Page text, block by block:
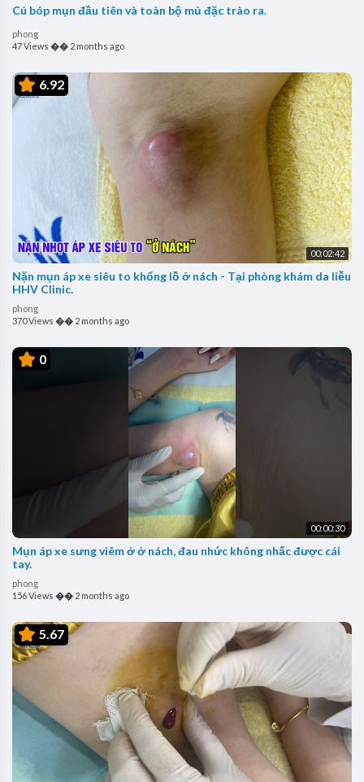
Cú bóp mụn đầu tiên và toàn bộ mủ đặc trào ra.
phong
47 Views �� 2 months ago
6.92
00:02:42
Nặn mụn áp xe siêu to khổng lồ ở nách - Tại phòng khám da liễu
HHV Clinic.
phong
370 Views �� 2 months ago
0
00:00:30
Mụn áp xe sưng viêm ở ở nách, đau nhức không nhấc được cái
tay.
phong
156 Views �� 2 months ago
5.67